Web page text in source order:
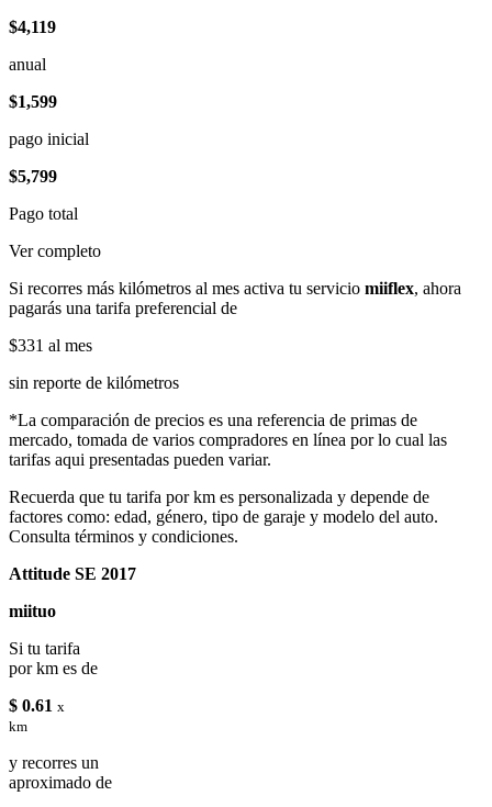
$4,119
anual
$1,599
pago inicial
$5,799
Pago total
Ver completo
Si recorres más kilómetros al mes activa tu servicio miiflex, ahora
pagarás una tarifa preferencial de
$331 al mes
sin reporte de kilómetros
*La comparación de precios es una referencia de primas de
mercado, tomada de varios compradores en línea por lo cual las
tarifas aqui presentadas pueden variar.
Recuerda que tu tarifa por km es personalizada y depende de
factores como: edad, género, tipo de garaje y modelo del auto.
Consulta términos y condiciones.
Attitude SE 2017
miituo
Si tu tarifa
por km es de
$ 0.61 x
km
y recorres un
aproximado de